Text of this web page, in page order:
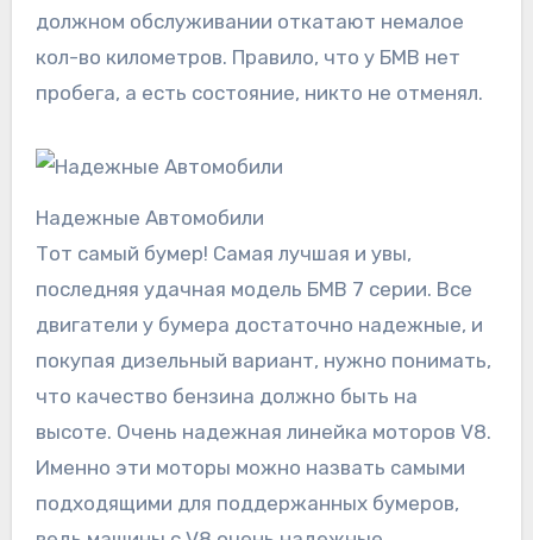
должном обслуживании откатают немалое
кол-во километров. Правило, что у БМВ нет
пробега, а есть состояние, никто не отменял.
Надежные Автомобили
Тот самый бумер! Самая лучшая и увы,
последняя удачная модель БМВ 7 серии. Все
двигатели у бумера достаточно надежные, и
покупая дизельный вариант, нужно понимать,
что качество бензина должно быть на
высоте. Очень надежная линейка моторов V8.
Именно эти моторы можно назвать самыми
подходящими для поддержанных бумеров,